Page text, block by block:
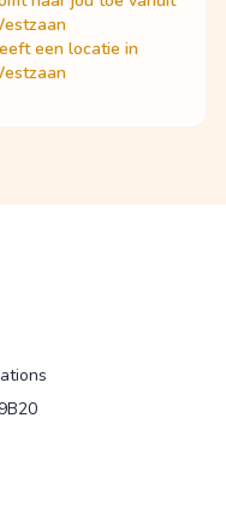
een locatie in